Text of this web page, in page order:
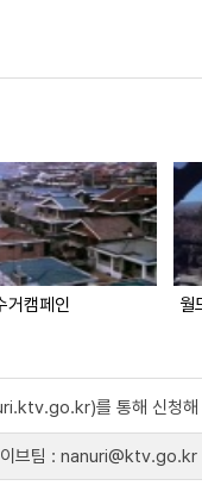
거캠페인 월
를 통해 신청해
이브팀 : nanuri@ktv.go.kr